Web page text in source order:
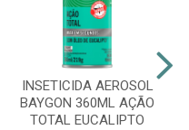
INSETICIDA AEROSOL
BAYGON 360ML AÇÃO
TOTAL EUCALIPTO